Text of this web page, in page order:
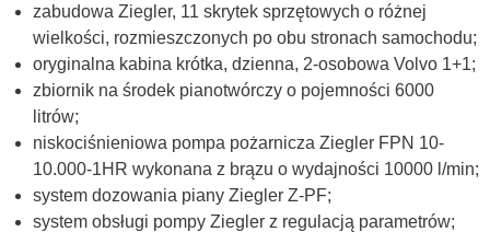
zabudowa Ziegler, 11 skrytek sprzętowych o różnej
wielkości, rozmieszczonych po obu stronach samochodu;
oryginalna kabina krótka, dzienna, 2-osobowa Volvo 1+1;
zbiornik na środek pianotwórczy o pojemności 6000
litrów;
niskociśnieniowa pompa pożarnicza Ziegler FPN 10-
10.000-1HR wykonana z brązu o wydajności 10000 l/min;
system dozowania piany Ziegler Z-PF;
system obsługi pompy Ziegler z regulacją parametrów;